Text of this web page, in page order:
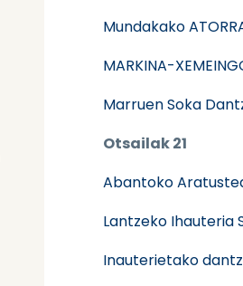
Mundakako
MARKINA-
Marruen Soka
Otsailak 21
Abantoko
Lantzeko Ihauteria
Inauterietako